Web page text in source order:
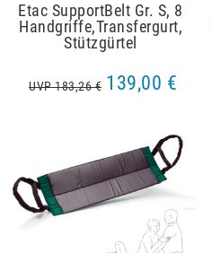
Etac SupportBelt Gr. S, 8
Handgriffe,Transfergurt,
Stützgürtel
UVP 183,26 € 139,00 €